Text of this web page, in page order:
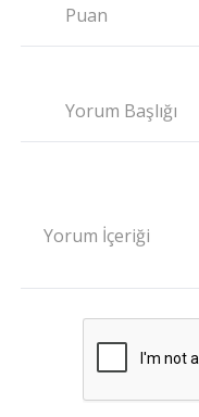
Puan
Yorum Başlığı
Yorum İçeriği